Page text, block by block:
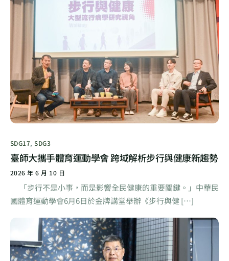
SDG17,SDG3
臺師大攜手體育運動學會 跨域解析步行與健康新趨勢
2026 年 6 月 10 日
「步行不是小事，而是影響全民健康的重要關鍵。」中華民
國體育運動學會6月6日於金牌講堂舉辦《步行與健 […]